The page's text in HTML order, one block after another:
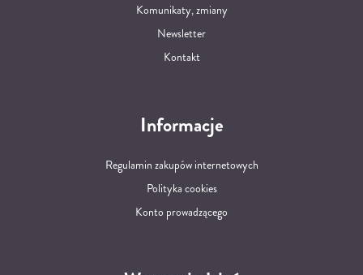
Komunikaty, zmiany
Newsletter
Kontakt
Informacje
Regulamin zakupów internetowych
Polityka cookies
Konto prowadzącego